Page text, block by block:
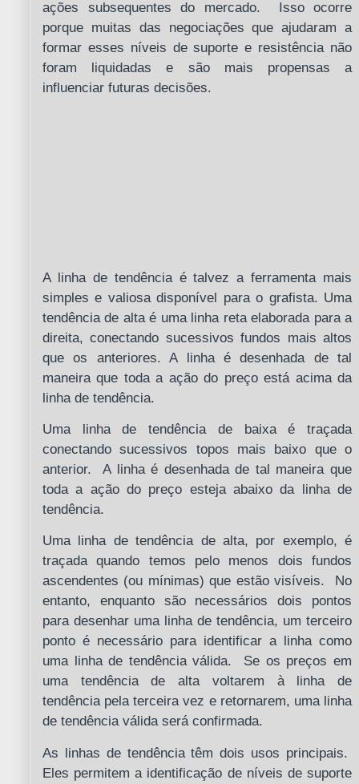
ações subsequentes do mercado. Isso ocorre
porque muitas das negociações que ajudaram a
formar esses níveis de suporte e resistência não
foram liquidadas e são mais propensas a
influenciar futuras decisões.
A linha de tendência é talvez a ferramenta mais
simples e valiosa disponível para o grafista. Uma
tendência de alta é uma linha reta elaborada para a
direita, conectando sucessivos fundos mais altos
que os anteriores. A linha é desenhada de tal
maneira que toda a ação do preço está acima da
linha de tendência.
Uma linha de tendência de baixa é traçada
conectando sucessivos topos mais baixo que o
anterior. A linha é desenhada de tal maneira que
toda a ação do preço esteja abaixo da linha de
tendência.
Uma linha de tendência de alta, por exemplo, é
traçada quando temos pelo menos dois fundos
ascendentes (ou mínimas) que estão visíveis. No
entanto, enquanto são necessários dois pontos
para desenhar uma linha de tendência, um terceiro
ponto é necessário para identificar a linha como
uma linha de tendência válida. Se os preços em
uma tendência de alta voltarem à linha de
tendência pela terceira vez e retornarem, uma linha
de tendência válida será confirmada.
As linhas de tendência têm dois usos principais.
Eles permitem a identificação de níveis de suporte